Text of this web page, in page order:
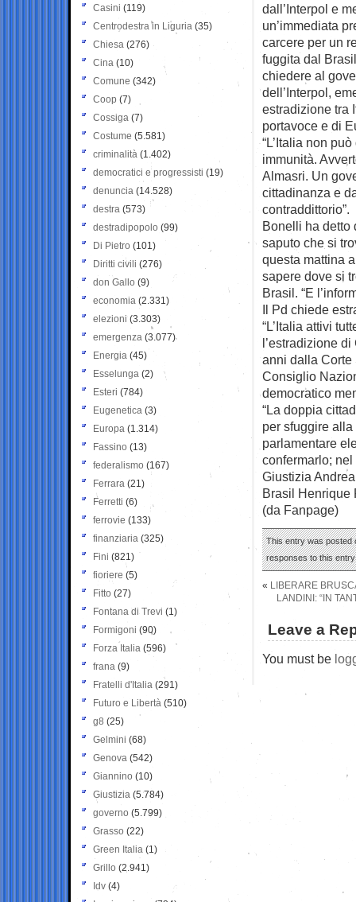
dall’Interpol e
un’immediata
carcere per un
fuggita dal
chiedere al
dell’Interpol,
estradizione tra
portavoce e di
“L’Italia non
immunità.
Almasri. Un
cittadinanza e
contraddittorio”.
Bonelli ha detto
saputo che si
questa mattina
sapere dove si
Brasil. “E
Il Pd chiede
“L’Italia attivi
l’estradizione
anni dalla Corte
Consiglio
democratico
“La doppia
per sfuggire
parlamentare
confermarlo;
Giustizia
Brasil Henrique
(da Fanpage)
This entry was posted
responses to this
« LIBERARE
LANDINI: “IN
Leave a
You must be
Casini (119)
Centrodestra in Liguria (35)
Chiesa (276)
Cina (10)
Comune (342)
Coop (7)
Cossiga (7)
Costume (5.581)
criminalità (1.402)
democratici e progressisti (19)
denuncia (14.528)
destra (573)
destradipopolo (99)
Di Pietro (101)
Diritti civili (276)
don Gallo (9)
economia (2.331)
elezioni (3.303)
emergenza (3.077)
Energia (45)
Esselunga (2)
Esteri (784)
Eugenetica (3)
Europa (1.314)
Fassino (13)
federalismo (167)
Ferrara (21)
Ferretti (6)
ferrovie (133)
finanziaria (325)
Fini (821)
fioriere (5)
Fitto (27)
Fontana di Trevi (1)
Formigoni (90)
Forza Italia (596)
frana (9)
Fratelli d'Italia (291)
Futuro e Libertà (510)
g8 (25)
Gelmini (68)
Genova (542)
Giannino (10)
Giustizia (5.784)
governo (5.799)
Grasso (22)
Green Italia (1)
Grillo (2.941)
Idv (4)